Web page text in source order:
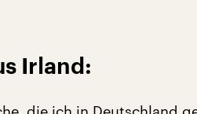
Irland: